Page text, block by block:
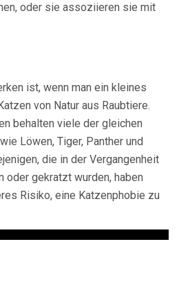
oder sie assoziieren sie mit
ist, wenn man ein kleines
von Natur aus Raubtiere.
behalten viele der gleichen
Löwen, Tiger, Panther und
die in der Vergangenheit
oder gekratzt wurden, haben
Risiko, eine Katzenphobie zu